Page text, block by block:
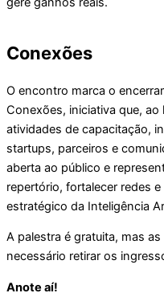
Conexões
O encontro marca o
Conexões, iniciativa que,
atividades de capacitação,
startups, parceiros e
aberta ao público e
repertório, fortalecer redes
estratégico da Inteligência
A palestra é gratuita, mas
necessário retirar os
Anote aí!